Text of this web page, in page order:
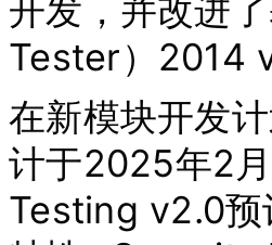
开发，并改进
Tester）2014
在新模块开发
计于2025年2
Testing v2.0预